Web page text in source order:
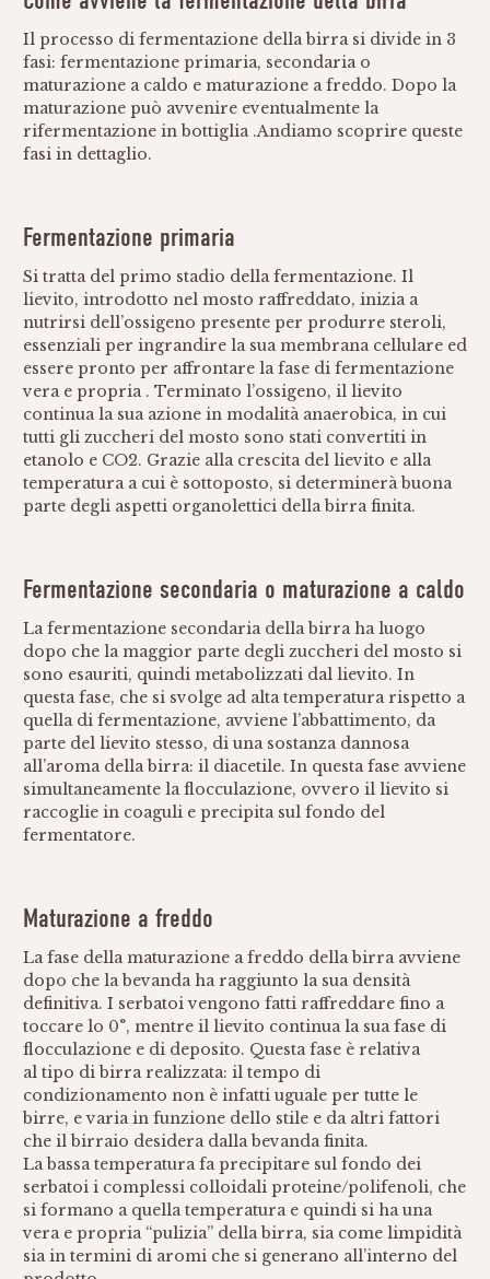
Il processo di fermentazione della birra si divide in 3
fasi: fermentazione primaria, secondaria o
maturazione a caldo e maturazione a freddo. Dopo la
maturazione può avvenire eventualmente la
rifermentazione in bottiglia .Andiamo scoprire queste
fasi in dettaglio.
Fermentazione primaria
Si tratta del primo stadio della fermentazione. Il
lievito, introdotto nel mosto raffreddato, inizia a
nutrirsi dell’ossigeno presente per produrre steroli,
essenziali per ingrandire la sua membrana cellulare ed
essere pronto per affrontare la fase di fermentazione
vera e propria . Terminato l’ossigeno, il lievito
continua la sua azione in modalità anaerobica, in cui
tutti gli zuccheri del mosto sono stati convertiti in
etanolo e CO2. Grazie alla crescita del lievito e alla
temperatura a cui è sottoposto, si determinerà buona
parte degli aspetti organolettici della birra finita.
Fermentazione secondaria o maturazione a caldo
La fermentazione secondaria della birra ha luogo
dopo che la maggior parte degli zuccheri del mosto si
sono esauriti, quindi metabolizzati dal lievito. In
questa fase, che si svolge ad alta temperatura rispetto a
quella di fermentazione, avviene l’abbattimento, da
parte del lievito stesso, di una sostanza dannosa
all’aroma della birra: il diacetile. In questa fase avviene
simultaneamente la flocculazione, ovvero il lievito si
raccoglie in coaguli e precipita sul fondo del
fermentatore.
Maturazione a freddo
La fase della maturazione a freddo della birra avviene
dopo che la bevanda ha raggiunto la sua densità
definitiva. I serbatoi vengono fatti raffreddare fino a
toccare lo 0°, mentre il lievito continua la sua fase di
flocculazione e di deposito. Questa fase è relativa
al tipo di birra realizzata: il tempo di
condizionamento non è infatti uguale per tutte le
birre, e varia in funzione dello stile e da altri fattori
che il birraio desidera dalla bevanda finita.
La bassa temperatura fa precipitare sul fondo dei
serbatoi i complessi colloidali proteine/polifenoli, che
si formano a quella temperatura e quindi si ha una
vera e propria “pulizia” della birra, sia come limpidità
sia in termini di aromi che si generano all’interno del